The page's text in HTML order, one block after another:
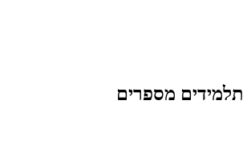
תלמידים מספרים